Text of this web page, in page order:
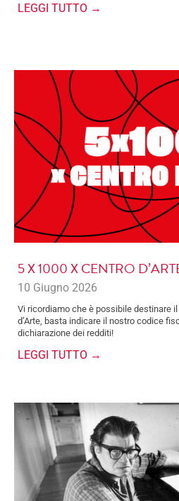
LEGGI TUTTO →
5 X 1000 X CENTRO
10 Giugno 2026
Vi ricordiamo che è possibile destinare il
d’Arte, basta indicare il nostro codice
dichiarazione dei redditi!
LEGGI TUTTO →